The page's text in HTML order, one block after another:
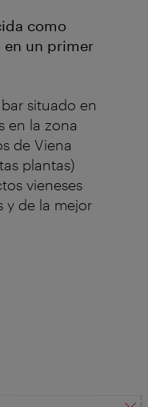
como
en un primer
situado en
en la zona
de Viena
plantas)
vieneses
y de la mejor